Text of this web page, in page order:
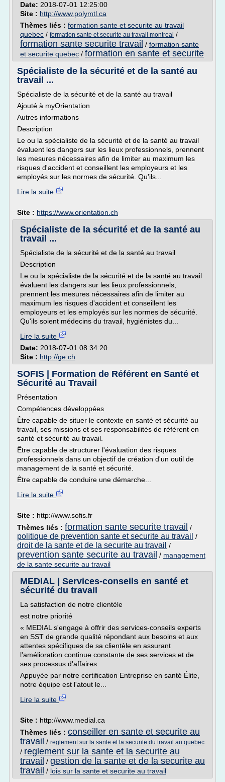
Date: 2018-07-01 12:25:00
Site : http://www.polymtl.ca
Thèmes liés : formation sante et securite au travail
quebec / formation sante et securite au travail montreal /
formation sante securite travail / formation sante
et securite quebec / formation en sante et securite
Spécialiste de la sécurité et de la santé au
travail ...
Spécialiste de la sécurité et de la santé au travail
Ajouté à myOrientation
Autres informations
Description
Le ou la spécialiste de la sécurité et de la santé au travail
évaluent les dangers sur les lieux professionnels, prennent
les mesures nécessaires afin de limiter au maximum les
risques d'accident et conseillent les employeurs et les
employés sur les normes de sécurité. Qu'ils...
Lire la suite
Site : https://www.orientation.ch
Spécialiste de la sécurité et de la santé au
travail ...
Spécialiste de la sécurité et de la santé au travail
Description
Le ou la spécialiste de la sécurité et de la santé au travail
évaluent les dangers sur les lieux professionnels,
prennent les mesures nécessaires afin de limiter au
maximum les risques d'accident et conseillent les
employeurs et les employés sur les normes de sécurité.
Qu'ils soient médecins du travail, hygiénistes du...
Lire la suite
Date: 2018-07-01 08:34:20
Site : http://ge.ch
SOFIS | Formation de Référent en Santé et
Sécurité au Travail
Présentation
Compétences développées
Être capable de situer le contexte en santé et sécurité au
travail, ses missions et ses responsabilités de référent en
santé et sécurité au travail.
Être capable de structurer l'évaluation des risques
professionnels dans un objectif de création d'un outil de
management de la santé et sécurité.
Être capable de conduire une démarche...
Lire la suite
Site : http://www.sofis.fr
Thèmes liés : formation sante securite travail /
politique de prevention sante et securite au travail /
droit de la sante et de la securite au travail /
prevention sante securite au travail / management
de la sante securite au travail
MEDIAL | Services-conseils en santé et
sécurité du travail
La satisfaction de notre clientèle
est notre priorité
« MEDIAL s'engage à offrir des services-conseils experts
en SST de grande qualité répondant aux besoins et aux
attentes spécifiques de sa clientèle en assurant
l'amélioration continue constante de ses services et de
ses processus d'affaires.
Appuyée par notre certification Entreprise en santé Élite,
notre équipe est l'atout le...
Lire la suite
Site : http://www.medial.ca
Thèmes liés : conseiller en sante et securite au
travail / reglement sur la sante et la securite du travail au quebec
/ reglement sur la sante et la securite au
travail / gestion de la sante et de la securite au
travail / lois sur la sante et securite au travail